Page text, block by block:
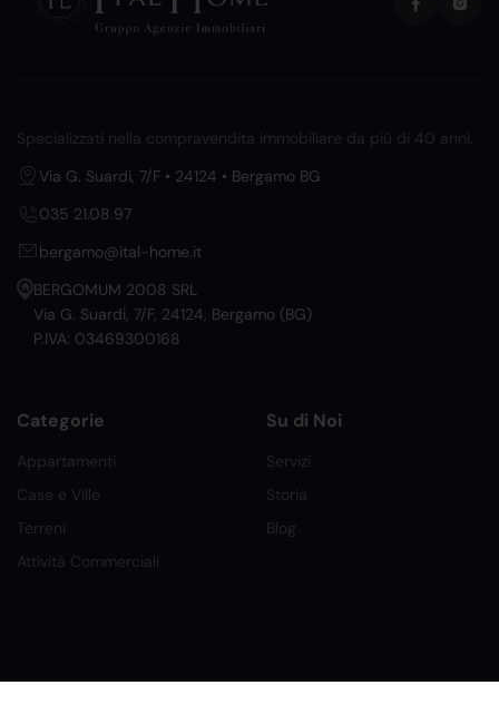
Specializzati nella compravendita immobiliare da più di 40 anni.
Via G. Suardi, 7/F • 24124 • Bergamo BG
035 21.08.97
bergamo@ital-home.it
BERGOMUM 2008 SRL
Via G. Suardi, 7/F, 24124, Bergamo (BG)
P.IVA: 03469300168
Categorie
Appartamenti
Case e Ville
Terreni
Attività Commerciali
Su di Noi
Servizi
Storia
Blog